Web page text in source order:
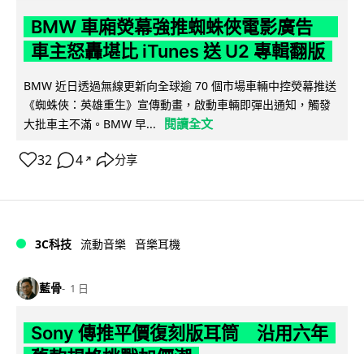
BMW 車廂熒幕強推蜘蛛俠電影廣告
車主怒轟堪比 iTunes 送 U2 專輯翻版
BMW 近日透過無線更新向全球逾 70 個市場車輛中控熒幕推送
《蜘蛛俠：英雄重生》宣傳動畫，啟動車輛即彈出通知，觸發
大批車主不滿。BMW 早...
閱讀全文
32 4 ↗ 分享
3C科技 流動音樂 音樂耳機
藍骨 1 日
Sony 傳推平價復刻版耳筒 沿用六年